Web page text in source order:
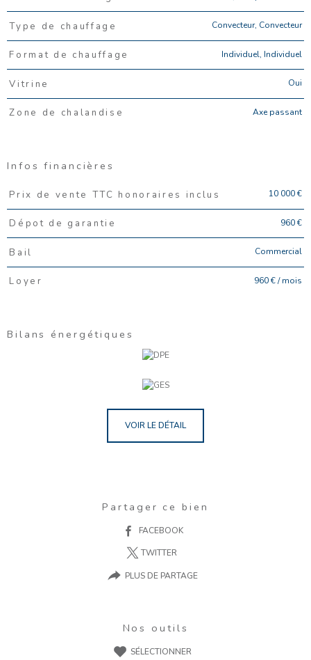
Type de chauffage Convecteur, Convecteur
Format de chauffage Individuel, Individuel
Vitrine Oui
Zone de chalandise Axe passant
Infos financières
Caractéristiques Valeurs
Prix de vente TTC honoraires inclus 10 000 €
Dépot de garantie 960 €
Bail Commercial
Loyer 960 € / mois
Bilans énergétiques
VOIR LE DÉTAIL
Partager ce bien
FACEBOOK
TWITTER
PLUS DE PARTAGE
Nos outils
SÉLECTIONNER